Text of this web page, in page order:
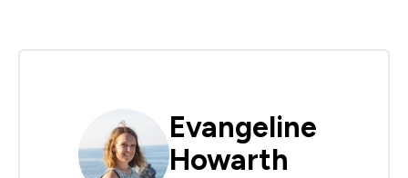
Evangeline
Howarth